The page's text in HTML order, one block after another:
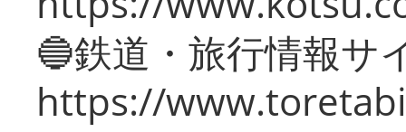
🔵鉄道・旅行情報サ
https://